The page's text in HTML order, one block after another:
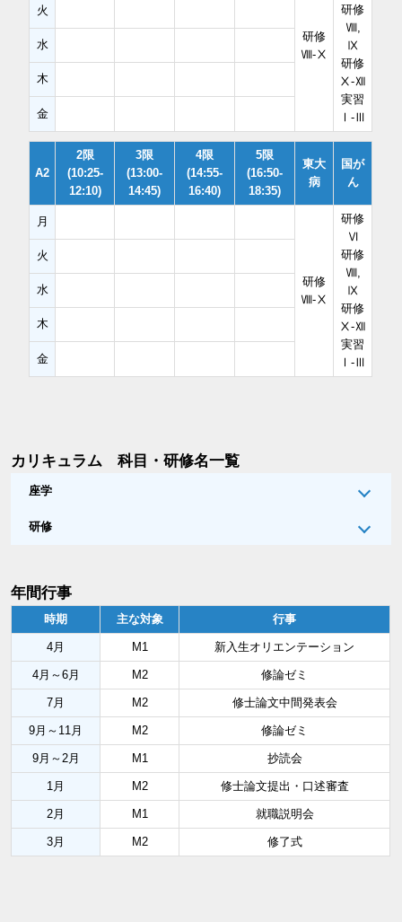
研修
Ⅷ-Ⅹ
研修
Ⅷ,
Ⅸ
研修
Ⅹ-Ⅻ
実習
Ⅰ-Ⅲ
火
水
木
金
A2
2限
(10:25-
12:10)
3限
(13:00-
14:45)
4限
(14:55-
16:40)
5限
(16:50-
18:35)
東大
病
国が
ん
月
研修
Ⅷ-Ⅹ
研修
Ⅵ
研修
Ⅷ,
Ⅸ
研修
Ⅹ-Ⅻ
実習
Ⅰ-Ⅲ
火
水
木
金
カリキュラム 科目・研修名一覧
座学
研修
年間行事
時期 主な対象 行事
4月 M1 新入生オリエンテーション
4月～6月 M2 修論ゼミ
7月 M2 修士論文中間発表会
9月～11月 M2 修論ゼミ
9月～2月 M1 抄読会
1月 M2 修士論文提出・口述審査
2月 M1 就職説明会
3月 M2 修了式